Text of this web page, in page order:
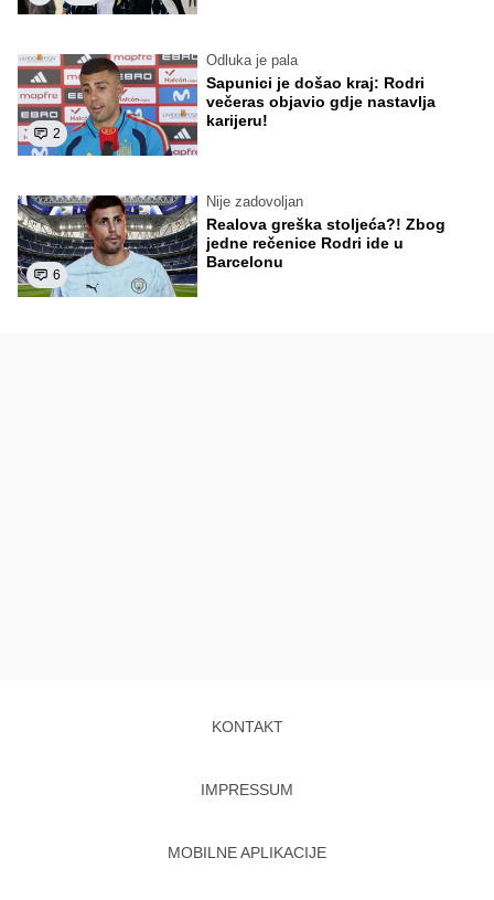
2
Odluka je pala
Sapunici je došao kraj: Rodri
večeras objavio gdje nastavlja
karijeru!
6
Nije zadovoljan
Realova greška stoljeća?! Zbog
jedne rečenice Rodri ide u
Barcelonu
KONTAKT
IMPRESSUM
MOBILNE APLIKACIJE